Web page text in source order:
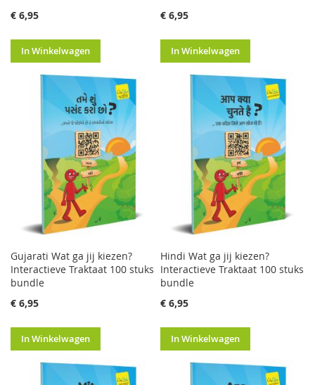
€ 6,95
In Winkelwagen
€ 6,95
In Winkelwagen
Gujarati Wat ga jij kiezen?
Interactieve Traktaat 100 stuks
bundle
€ 6,95
In Winkelwagen
Hindi Wat ga jij kiezen?
Interactieve Traktaat 100 stuks
bundle
€ 6,95
In Winkelwagen